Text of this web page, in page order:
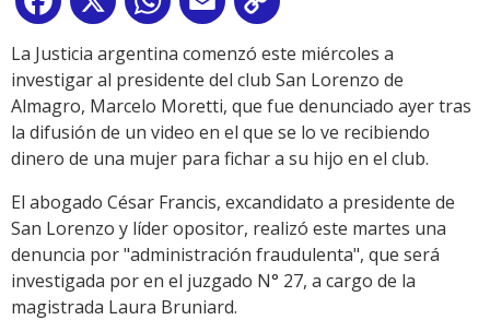
Facebook
X WhatsApp
Email
Link
La Justicia argentina comenzó este miércoles a
investigar al presidente del club San Lorenzo de
Almagro, Marcelo Moretti, que fue denunciado ayer tras
la difusión de un video en el que se lo ve recibiendo
dinero de una mujer para fichar a su hijo en el club.
El abogado César Francis, excandidato a presidente de
San Lorenzo y líder opositor, realizó este martes una
denuncia por "administración fraudulenta", que será
investigada por en el juzgado N° 27, a cargo de la
magistrada Laura Bruniard.